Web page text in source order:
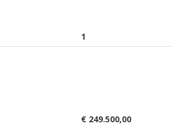
1
€ 249.500,00